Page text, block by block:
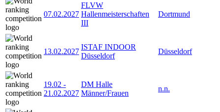
07.02.2027
FLVW
Hallenmeisterschaften
III
Dortmund
13.02.2027
ISTAF INDOOR
Düsseldorf
Düsseldorf
19.02 -
21.02.2027
DM Halle
Männer/Frauen
n.n.